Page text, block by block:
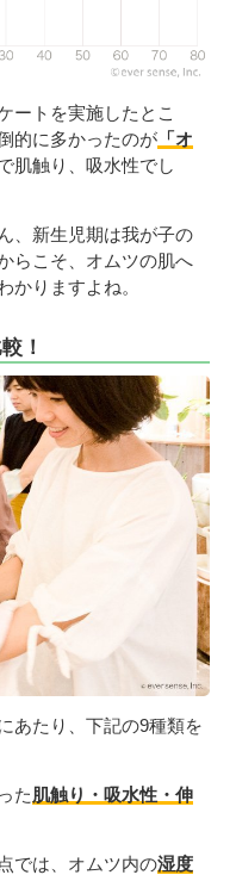
ートを実施したとこ
的に多かったのが 「オ
肌触り、吸水性でし
、新生児期は我が子の
らこそ、オムツの肌へ
かりますよね。
！
あたり、下記の9種類を
た肌触り・吸水性・伸
では、オムツ内の湿度